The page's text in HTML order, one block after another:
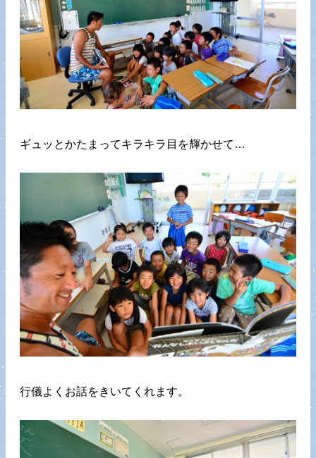
ギュッとかたまってキラキラ目を輝かせて…
行儀よくお話をきいてくれます。